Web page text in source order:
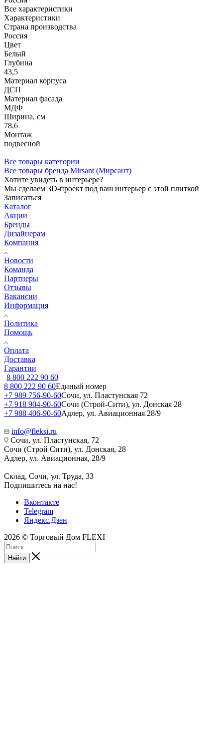
Все характеристики
Характеристики
Страна производства
Россия
Цвет
Белый
Глубина
43,5
Материал корпуса
ДСП
Материал фасада
МДФ
Ширина, см
78,6
Монтаж
подвесной
Все товары категории
Все товары бренда Mirsant (Мирсант)
Хотите увидеть в интерьере?
Мы сделаем 3D-проект под ваш интерьер с этой плиткой
Записаться
Каталог
Акции
Бренды
Дизайнерам
Компания
Новости
Команда
Партнеры
Отзывы
Вакансии
Информация
Политика
Помощь
Оплата
Доставка
Гарантии
8 800 222 90 60
8 800 222 90 60Единый номер
+7 989 756-90-60Сочи, ул. Пластунская 72
+7 918 904-90-60Сочи (Строй-Сити), ул. Донская 28
+7 988 406-90-60Адлер, ул. Авиационная 28/9
info@fleksi.ru
Сочи, ул. Пластунская, 72
Сочи (Строй Сити), ул. Донская, 28
Адлер, ул. Авиационная, 28/9
Склад, Сочи, ул. Труда, 33
Подпишитесь на нас!
Вконтакте
Telegram
Яндекс.Дзен
2026 © Торговый Дом FLEXI
Найти